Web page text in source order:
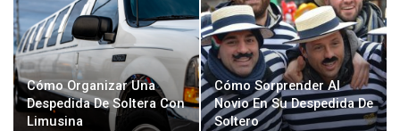
Cómo Organizar Una
Despedida De Soltera Con
Limusina
Cómo Sorprender Al
Novio En Su Despedida De
Soltero